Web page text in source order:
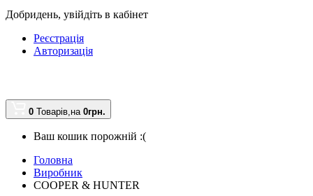
Добридень, увійдіть в кабінет
Реєстрація
Авторизація
0 Товарів,на 0грн.
Ваш кошик порожній :(
Головна
Виробник
COOPER & HUNTER